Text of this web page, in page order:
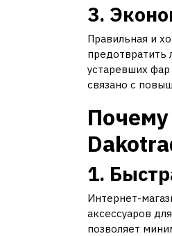
3.
Правильная и
предотвратить
устаревших
связано с
Почему
1.
Интернет-
аксессуаров
позволяет